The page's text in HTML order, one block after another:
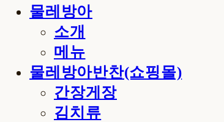
물레방아
소개
메뉴
물레방아반찬(쇼핑몰)
간장게장
김치류